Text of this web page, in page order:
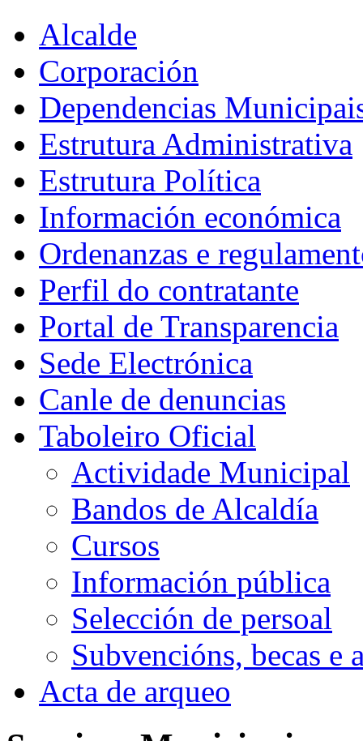
Alcalde
Corporación
Dependencias
Estrutura Administrativa
Estrutura Política
Información económica
Ordenanzas e
Perfil do contratante
Portal de Transparencia
Sede Electrónica
Canle de denuncias
Taboleiro Oficial
Actividade Municipal
Bandos de Alcaldía
Cursos
Información pública
Selección de persoal
Subvencións, becas e
Acta de arqueo